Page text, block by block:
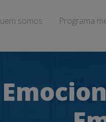
somos Programa